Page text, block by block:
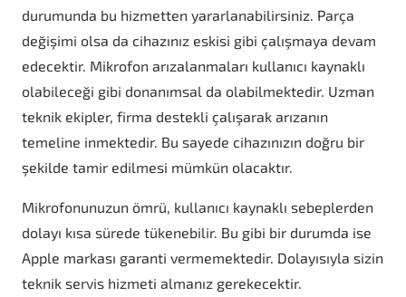
durumunda bu hizmetten yararlanabilirsiniz. Parça
değişimi olsa da cihazınız eskisi gibi çalışmaya devam
edecektir. Mikrofon arızalanmaları kullanıcı kaynaklı
olabileceği gibi donanımsal da olabilmektedir. Uzman
teknik ekipler, firma destekli çalışarak arızanın
temeline inmektedir. Bu sayede cihazınızın doğru bir
şekilde tamir edilmesi mümkün olacaktır.
Mikrofonunuzun ömrü, kullanıcı kaynaklı sebeplerden
dolayı kısa sürede tükenebilir. Bu gibi bir durumda ise
Apple markası garanti vermemektedir. Dolayısıyla sizin
teknik servis hizmeti almanız gerekecektir.